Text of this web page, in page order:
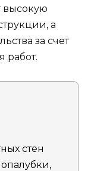
высокую
а
за счет
работ.
стен